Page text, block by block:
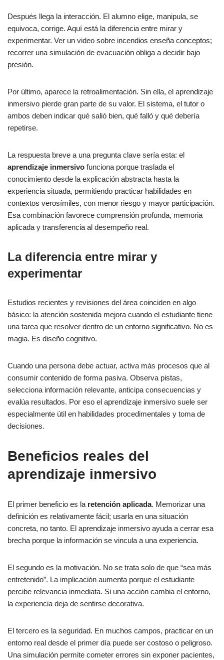
Después llega la interacción. El alumno elige, manipula, se
equivoca, corrige. Aquí está la diferencia entre mirar y
experimentar. Ver un video sobre incendios enseña conceptos;
recorrer una simulación de evacuación obliga a decidir bajo
presión.
Por último, aparece la retroalimentación. Sin ella, el aprendizaje
inmersivo pierde gran parte de su valor. El sistema, el tutor o
ambos deben indicar qué salió bien, qué falló y qué debería
repetirse.
La respuesta breve a una pregunta clave sería esta: el
aprendizaje inmersivo funciona porque traslada el
conocimiento desde la explicación abstracta hasta la
experiencia situada, permitiendo practicar habilidades en
contextos verosímiles, con menor riesgo y mayor participación.
Esa combinación favorece comprensión profunda, memoria
aplicada y transferencia al desempeño real.
La diferencia entre mirar y
experimentar
Estudios recientes y revisiones del área coinciden en algo
básico: la atención sostenida mejora cuando el estudiante tiene
una tarea que resolver dentro de un entorno significativo. No es
magia. Es diseño cognitivo.
Cuando una persona debe actuar, activa más procesos que al
consumir contenido de forma pasiva. Observa pistas,
selecciona información relevante, anticipa consecuencias y
evalúa resultados. Por eso el aprendizaje inmersivo suele ser
especialmente útil en habilidades procedimentales y toma de
decisiones.
Beneficios reales del
aprendizaje inmersivo
El primer beneficio es la retención aplicada. Memorizar una
definición es relativamente fácil; usarla en una situación
concreta, no tanto. El aprendizaje inmersivo ayuda a cerrar esa
brecha porque la información se vincula a una experiencia.
El segundo es la motivación. No se trata solo de que “sea más
entretenido”. La implicación aumenta porque el estudiante
percibe relevancia inmediata. Si una acción cambia el entorno,
la experiencia deja de sentirse decorativa.
El tercero es la seguridad. En muchos campos, practicar en un
entorno real desde el primer día puede ser costoso o peligroso.
Una simulación permite cometer errores sin exponer pacientes,